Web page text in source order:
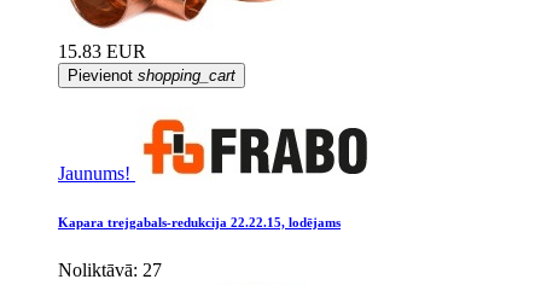
15.83 EUR
Pievienot shopping_cart
Jaunums!
Kapara trejgabals-redukcija 22.22.15, lodējams
Noliktāvā: 27